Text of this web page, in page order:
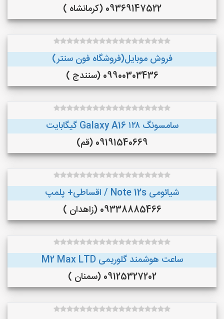
09369147522 (کرمانشاه )
فروش موبایل(فروشگاه فون سنتر)
09900303436 (سنندج )
سامسونگ Galaxy A16 ۱۲۸ گیگابایت
09191540669 (قم)
شیائومی Note 12s / اقساطی+ پلمپ
09338885466 (زاهدان )
ساعت هوشمند گلوریمی M2 Max LTD
09125327202 (سمنان )